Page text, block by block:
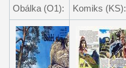
Obálka (O1): Komiks (KS):